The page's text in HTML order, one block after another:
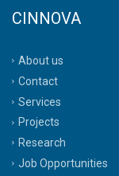
CINNOVA
About us
Contact
Services
Projects
Research
Job Opportunities